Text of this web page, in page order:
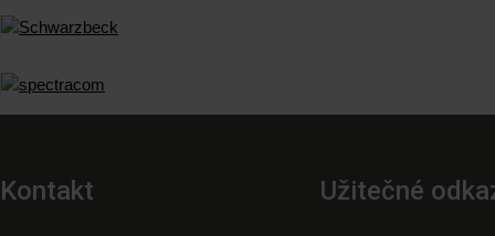
Kontakt Užitečné